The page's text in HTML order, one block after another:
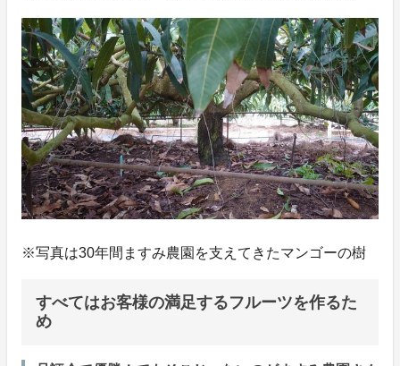
※写真は30年間ますみ農園を支えてきたマンゴーの樹
すべてはお客様の満足するフルーツを作るた
め